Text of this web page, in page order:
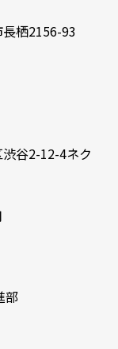
栖2156-93
谷2-12-4ネク
部